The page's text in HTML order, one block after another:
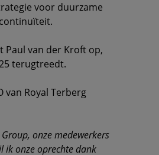
voor duurzame
Paul van der Kroft op,
terugtreedt.
van Royal Terberg
onze medewerkers
ik onze oprechte dank